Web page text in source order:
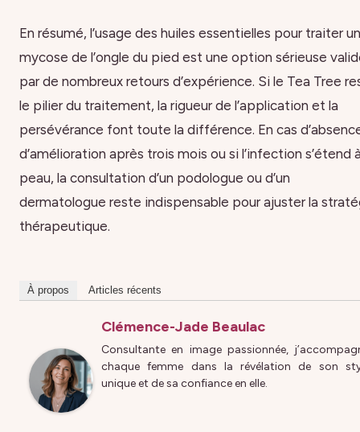
En résumé, l’usage des huiles essentielles pour traiter
mycose de l’ongle du pied est une option sérieuse
par de nombreux retours d’expérience. Si le Tea Tree
le pilier du traitement, la rigueur de l’application et la
persévérance font toute la différence. En cas
d’amélioration après trois mois ou si l’infection s’étend
peau, la consultation d’un podologue ou d’un
dermatologue reste indispensable pour ajuster la
thérapeutique.
À propos Articles récents
Clémence-Jade Beaulac
Consultante en image passionnée,
chaque femme dans la révélation de son
unique et de sa confiance en elle.